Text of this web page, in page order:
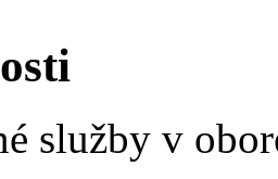
služby v